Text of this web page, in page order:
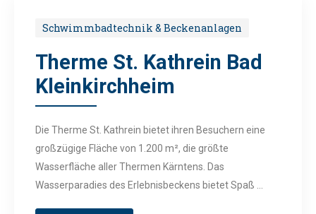
Schwimmbadtechnik & Beckenanlagen
Therme St. Kathrein Bad
Kleinkirchheim
Die Therme St. Kathrein bietet ihren Besuchern eine
großzügige Fläche von 1.200 m², die größte
Wasserfläche aller Thermen Kärntens. Das
Wasserparadies des Erlebnisbeckens bietet Spaß ...